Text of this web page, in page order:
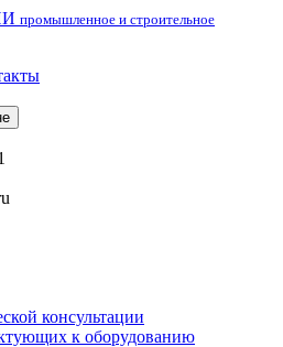
промышленное и строительное
консультации
к оборудованию